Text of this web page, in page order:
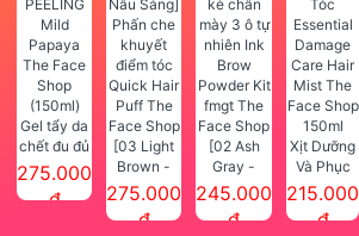
Gel tẩy da
chết đu đủ
SMART
PEELING
275.000
đ
[03 Light
Brown -
Nâu Sáng]
Phấn che
275.000
đ
[02 Ash
Gray -
Khói] Bột
kẻ chân
245.000
đ
Xịt Dưỡng
Và Phục
Hồi Tóc
Essential
215.000
đ